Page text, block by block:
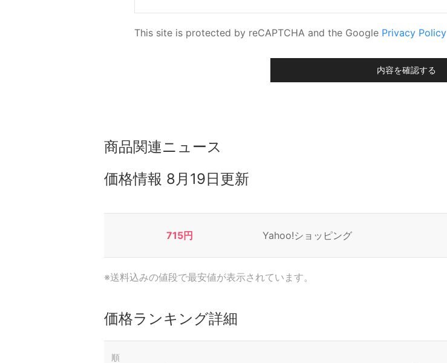
This site is protected by reCAPTCHA and the Google Privacy Policy
内容を確認する
商品関連ニュース
価格情報 8月19日更新
715円 Yahoo!ショッピング
※送料込みの値段で最安値が表示されています。
価格ランキング詳細
順